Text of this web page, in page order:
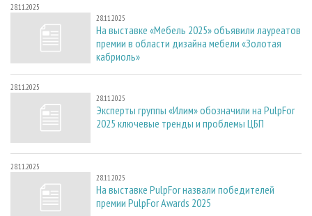
28.11.2025
28.11.2025
На выставке «Мебель 2025» объявили лауреатов
премии в области дизайна мебели «Золотая
кабриоль»
28.11.2025
28.11.2025
Эксперты группы «Илим» обозначили на PulpFor
2025 ключевые тренды и проблемы ЦБП
28.11.2025
28.11.2025
На выставке PulpFor назвали победителей
премии PulpFor Awards 2025